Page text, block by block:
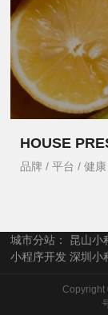
HOUSE
品牌 / 平台 / 健康
城市分站： 昆山小
小程序开发 深圳小
Copyright